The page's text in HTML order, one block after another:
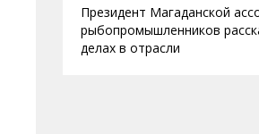
Президент Магаданской
рыбопромышленников
делах в отрасли